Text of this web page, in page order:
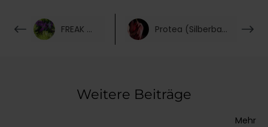
FREAK OUT Protea (Silberbaum)
Weitere Beiträge
Mehr